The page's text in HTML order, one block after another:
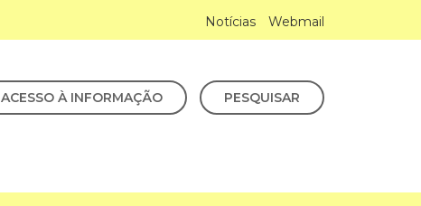
Notícias Webmail
ACESSO À INFORMAÇÃO PESQUISAR